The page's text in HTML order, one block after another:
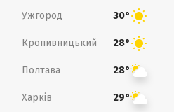
Ужгород 30°
Кропивницький 28°
Полтава 28°
Харків 29°